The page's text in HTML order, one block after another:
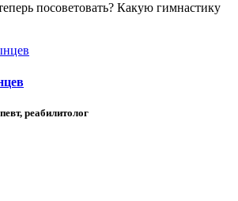
посоветовать? Какую гимнастику
реабилитолог